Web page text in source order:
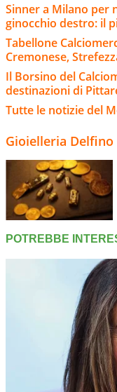
Sinner a Milano per
ginocchio destro: il
Tabellone
Cremonese,
Il Borsino del
destinazioni di
Tutte le notizie del
Gioielleria Delfino